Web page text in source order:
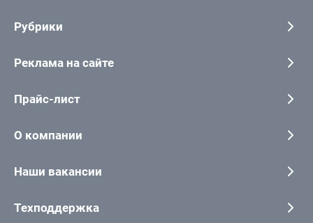
Рубрики
Реклама на сайте
Прайс-лист
О компании
Наши вакансии
Техподдержка